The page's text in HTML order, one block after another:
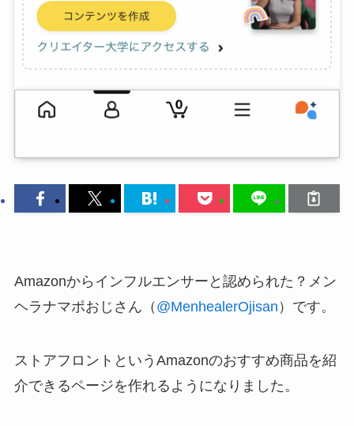
Amazonからインフルエンサーと認められた？メン
ヘラナマポおじさん（ @MenhealerOjisan ）です。
ストアフロントというAmazonのおすすめ商品を紹
介できるページを作れるようになりました。